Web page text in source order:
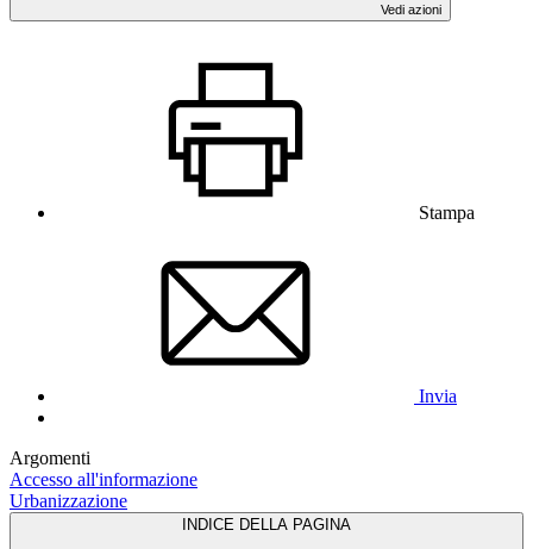
Vedi azioni
Stampa
Invia
Argomenti
Accesso all'informazione
Urbanizzazione
INDICE DELLA PAGINA